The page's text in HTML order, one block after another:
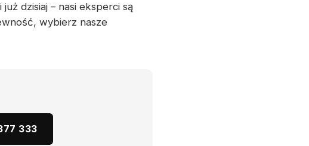
dzisiaj – nasi eksperci są
wybierz nasze
333